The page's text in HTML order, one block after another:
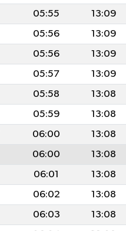
05:55 13:09
05:56 13:09
05:56 13:09
05:57 13:09
05:58 13:08
05:59 13:08
06:00 13:08
06:00 13:08
06:01 13:08
06:02 13:08
06:03 13:08